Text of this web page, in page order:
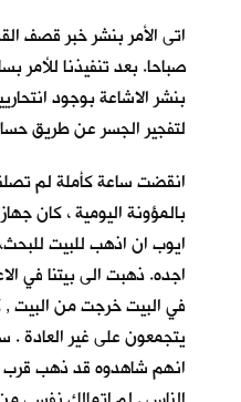
اتى الأمر بنشر خبر قصف
صباحا. بعد تنفيذنا للأمر
بنشر الاشاعة بوجود
لتفجير الجسر عن طريق
انقضت ساعة كأملة لم
بالمؤونة اليومية ، كان
ايوب ان اذهب للبيت
اجده. ذهبت الى بيتنا في
في البيت خرجت من البيت ,
يتجمعون على غير العادة
انهم شاهدوه قد ذهب قرب